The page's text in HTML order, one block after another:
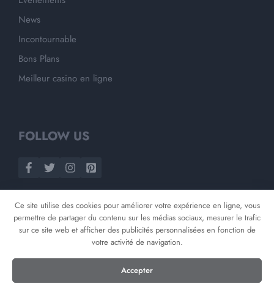
News
Incontournable
Bons Plans
Meilleur casino en ligne
FOLLOW US
©2026Opnminded
Ce site utilise des cookies pour améliorer votre expérience en ligne, vous
permettre de partager du contenu sur les médias sociaux, mesurer le trafic
sur ce site web et afficher des publicités personnalisées en fonction de
votre activité de navigation.
Accepter